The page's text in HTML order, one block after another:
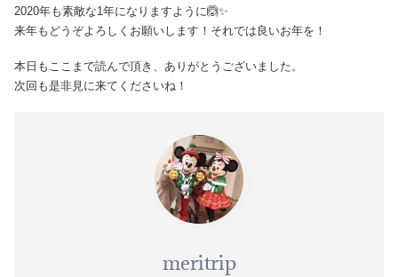
2020年も素敵な1年になりますように🙆✨
来年もどうぞよろしくお願いします！それでは良いお年を！
本日もここまで読んで頂き、ありがとうございました。
次回も是非見に来てくださいね！
meritrip